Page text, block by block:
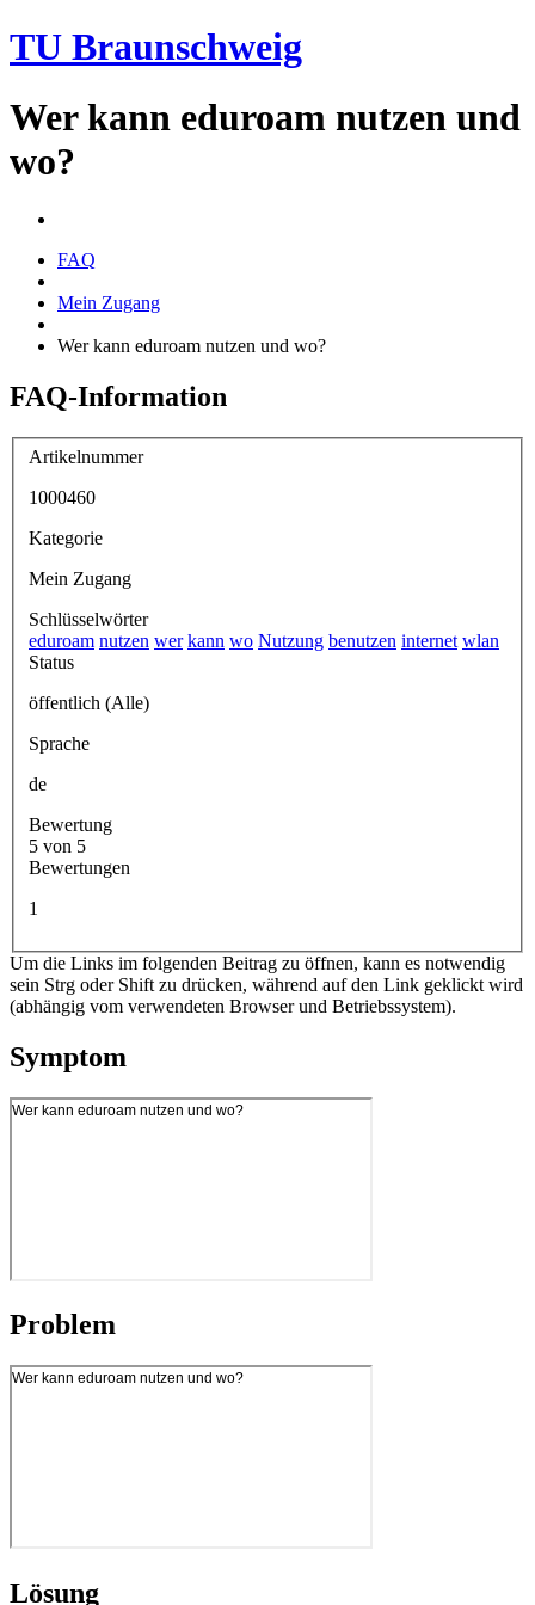
TU Braunschweig
Wer kann eduroam nutzen und
wo?
FAQ
Mein Zugang
Wer kann eduroam nutzen und wo?
FAQ-Information
Artikelnummer
1000460
Kategorie
Mein Zugang
Schlüsselwörter
eduroam nutzen wer kann wo Nutzung benutzen internet wlan
Status
öffentlich (Alle)
Sprache
de
Bewertung
5 von 5
Bewertungen
1
Um die Links im folgenden Beitrag zu öffnen, kann es notwendig
sein Strg oder Shift zu drücken, während auf den Link geklickt wird
(abhängig vom verwendeten Browser und Betriebssystem).
Symptom
Problem
Lösung